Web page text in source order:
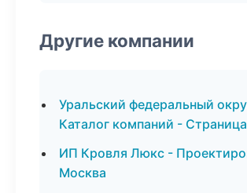
Другие компании
Уральский федеральный
Каталог компаний -
ИП Кровля Люкс -
Москва